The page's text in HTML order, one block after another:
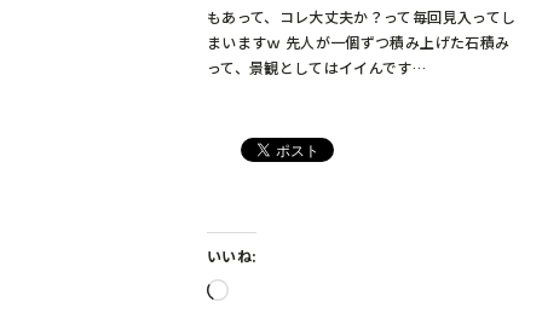
もあって、コレ大丈夫か？って毎回見入ってし
まいますｗ 先人が一個ずつ積み上げた石積み
って、景観としてはイイんです…
いいね:
読